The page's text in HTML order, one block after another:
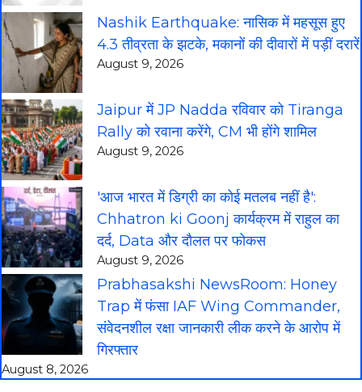
Nashik Earthquake: नासिक में महसूस हुए
4.3 तीव्रता के झटके, मकानों की दीवारों में पड़ीं दरारें
August 9, 2026
Jaipur में JP Nadda रविवार को Tiranga
Rally को रवाना करेंगे, CM भी होंगे शामिल
August 9, 2026
'आज भारत में डिग्री का कोई मतलब नहीं है':
Chhatron ki Goonj कार्यक्रम में राहुल का
दर्द, Data और दौलत पर फोकस
August 9, 2026
Prabhasakshi NewsRoom: Honey
Trap में फंसा IAF Wing Commander,
संवेदनशील रक्षा जानकारी लीक करने के आरोप में
गिरफ्तार
August 8, 2026